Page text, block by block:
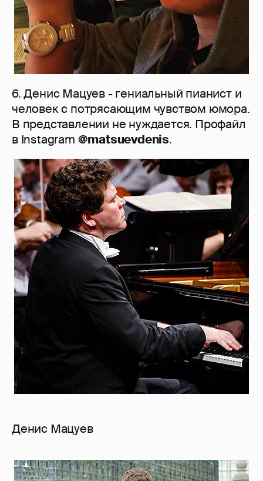
6. Денис Мацуев - гениальный пианист и
человек с потрясающим чувством юмора.
В представлении не нуждается. Профайл
в Instagram @matsuevdenis.
Денис Мацуев